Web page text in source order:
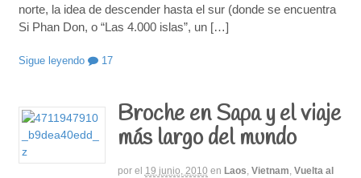
norte, la idea de descender hasta el sur (donde se encuentra
Si Phan Don, o “Las 4.000 islas”, un […]
Sigue leyendo 17
Broche en Sapa y el viaje
más largo del mundo
por el 19 junio, 2010 en Laos Vietnam Vuelta al